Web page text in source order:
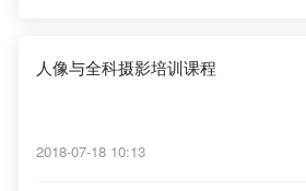
人像与全科摄影培训课程
2018-07-18 10:13